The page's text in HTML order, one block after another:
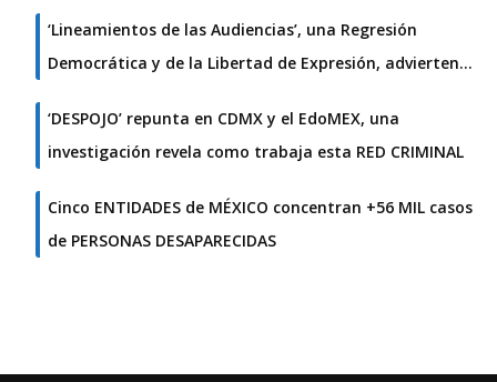
‘Lineamientos de las Audiencias’, una Regresión
Democrática y de la Libertad de Expresión, advierten…
‘DESPOJO’ repunta en CDMX y el EdoMEX, una
investigación revela como trabaja esta RED CRIMINAL
Cinco ENTIDADES de MÉXICO concentran +56 MIL casos
de PERSONAS DESAPARECIDAS